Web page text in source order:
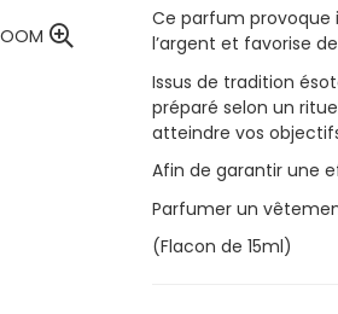
Ce parfum provoque
l’argent et favorise
Issus de tradition
préparé selon un
atteindre vos
Afin de garantir une
Parfumer un
(Flacon de 15ml)